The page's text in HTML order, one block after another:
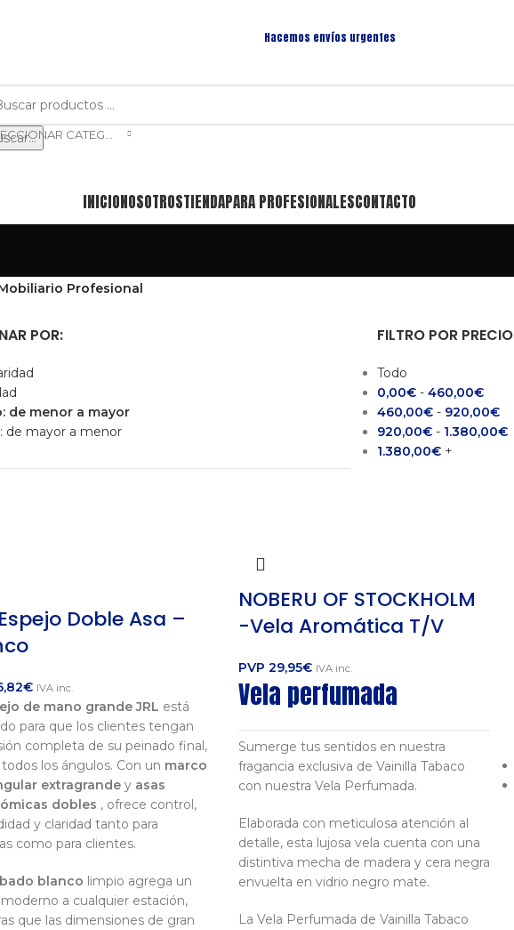
Hacemos envíos urgentes
INICIONOSOTROSTIENDAPARA PROFESIONALESCONTACTO
Profesional
POR:
de menor a mayor
de mayor a menor
FILTRO POR PRECIO
Todo
0,00€ -460,00€
460,00€ - 920,00€
920,00€ - 1.380,00€
1.380,00€ +
Doble Asa –
€ IVA inc.
de mano grande JRL está
para que los clientes tengan
completa de su peinado final,
los ángulos. Con un marco
extragrandey asas
dobles , ofrece control,
y claridad tanto para
como para clientes.
blanco limpio agrega un
a cualquier estación,
que las dimensiones de gran
NOBERU OF STOCKHOLM
-Vela Aromática T/V
PVP 29,95€ IVA inc.
Vela perfumada
Sumerge tus sentidos en nuestra
fragancia exclusiva de Vainilla Tabaco
con nuestra Vela Perfumada.
Elaborada con meticulosa atención al
detalle, esta lujosa vela cuenta con una
distintiva mecha de madera y cera negra
envuelta en vidrio negro mate.
La Vela Perfumada de Vainilla Tabaco